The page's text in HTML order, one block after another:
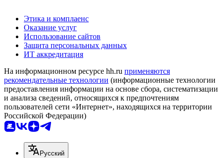
Этика и комплаенс
Оказание услуг
Использование сайтов
Защита персональных данных
ИТ аккредитация
На информационном ресурсе hh.ru применяются
рекомендательные технологии (информационные технологии
предоставления информации на основе сбора, систематизации
и анализа сведений, относящихся к предпочтениям
пользователей сети «Интернет», находящихся на территории
Российской Федерации)
Русский